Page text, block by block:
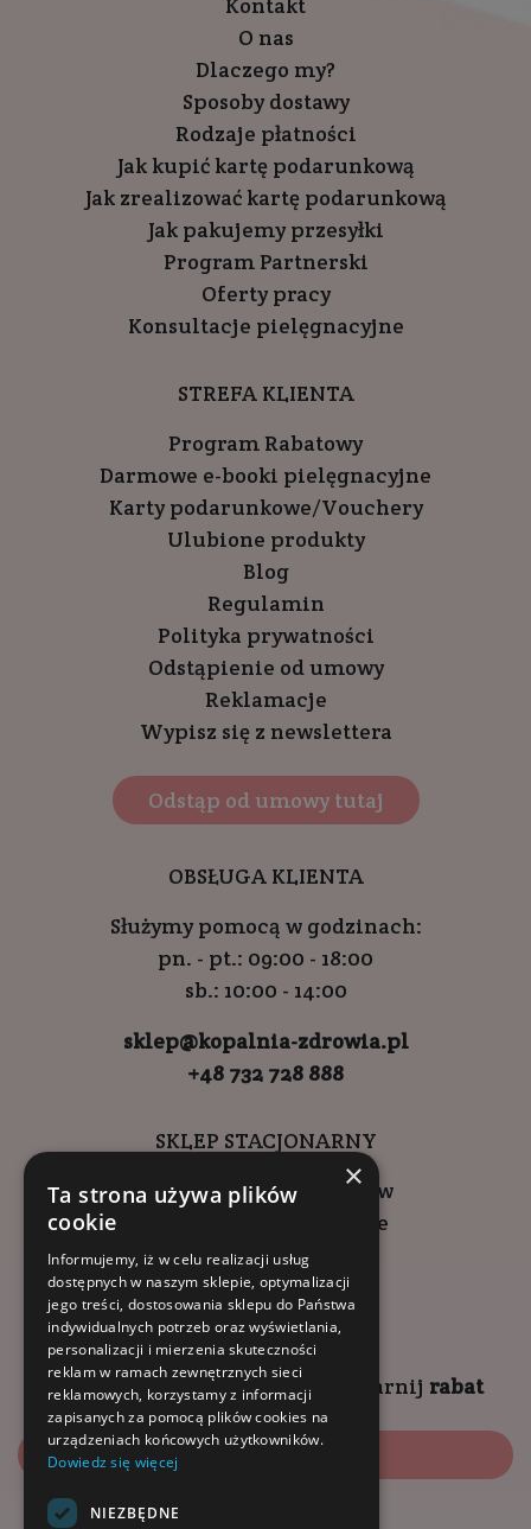
O nas
Dlaczego my?
Sposoby dostawy
Rodzaje płatności
Jak kupić kartę podarunkową
Jak zrealizować kartę podarunkową
Jak pakujemy przesyłki
Program Partnerski
Oferty pracy
Konsultacje pielęgnacyjne
STREFA KLIENTA
Program Rabatowy
Darmowe e-booki pielęgnacyjne
Karty podarunkowe/Vouchery
Ulubione produkty
Blog
Regulamin
Polityka prywatności
Odstąpienie od umowy
Reklamacje
Wypisz się z newslettera
Odstąp od umowy tutaj
OBSŁUGA KLIENTA
Służymy pomocą w godzinach:
pn. - pt.: 09:00 - 18:00
sb.: 10:00 - 14:00
sklep@kopalnia-zdrowia.pl
+48 732 728 888
SKLEP STACJONARNY
ul. Wadowicka 6, Kraków
Kompleks Buma Square
godziny otwarcia:
9:00 - 18:00 (pon-pt)
10:00 - 14:00 (sob)
Zapisz się naNEWSLETTER zgarnij rabat
Zapisz się
×
Ta strona używa plików
cookie
Informujemy, iż w celu realizacji usług
dostępnych w naszym sklepie, optymalizacji
jego treści, dostosowania sklepu do Państwa
indywidualnych potrzeb oraz wyświetlania,
personalizacji i mierzenia skuteczności
reklam w ramach zewnętrznych sieci
reklamowych, korzystamy z informacji
zapisanych za pomocą plików cookies na
urządzeniach końcowych użytkowników.
Dowiedz się więcej
NIEZBĘDNE